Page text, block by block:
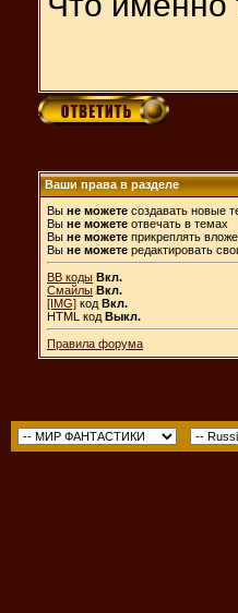
Ваши права в разделе
Вы не можете создавать новые
Вы не можете отвечать в темах
Вы не можете прикреплять
Вы не можете редактировать
BB коды Вкл.
Смайлы Вкл.
[IMG] код Вкл.
HTML код Выкл.
Правила форума